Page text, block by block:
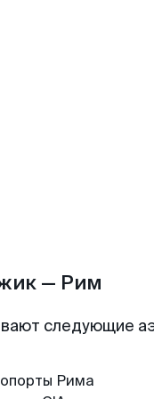
— Рим
следующие
Рима